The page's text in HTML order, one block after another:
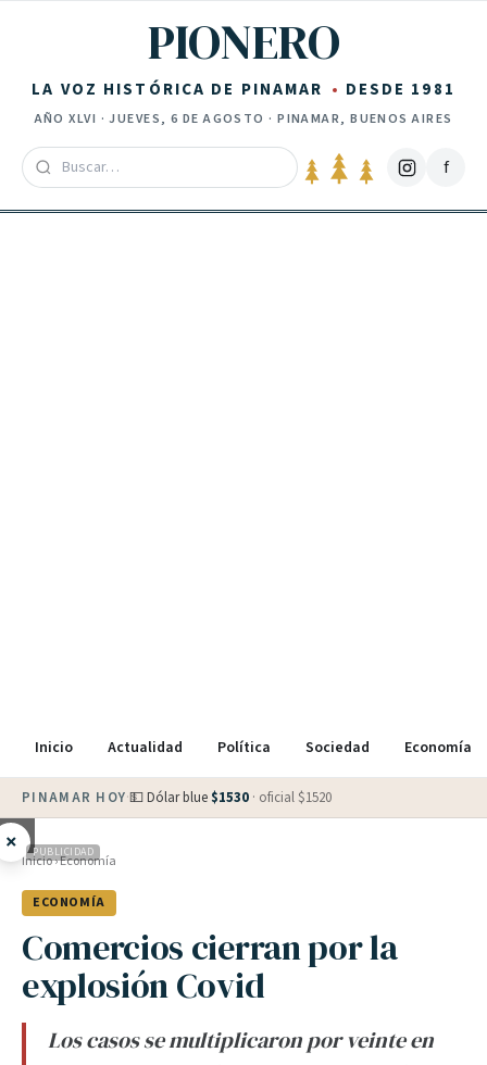
PIONERO
LA VOZ HISTÓRICA DE PINAMAR DESDE 1981
AÑOXLVI ·JUEVES, 6 DE AGOSTO · PINAMAR, BUENOS AIRES
f
Inicio Actualidad Política Sociedad Economía
PINAMAR HOY·💵 Dólar blue $1530 · oficial $1520
× PUBLICIDAD
Inicio›Economía
ECONOMÍA
Comercios cierran por la
explosión Covid
Los casos se multiplicaron por veinte en